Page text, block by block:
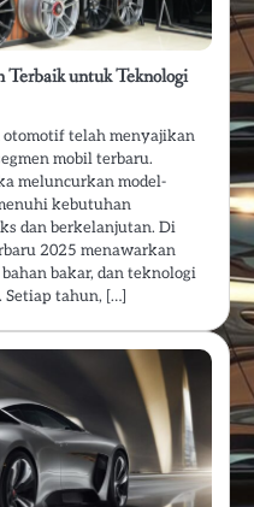
untuk Teknologi
otomotif telah menyajikan
mobil terbaru.
meluncurkan model-
kebutuhan
dan berkelanjutan. Di
2025 menawarkan
bakar, dan teknologi
Setiap tahun, […]